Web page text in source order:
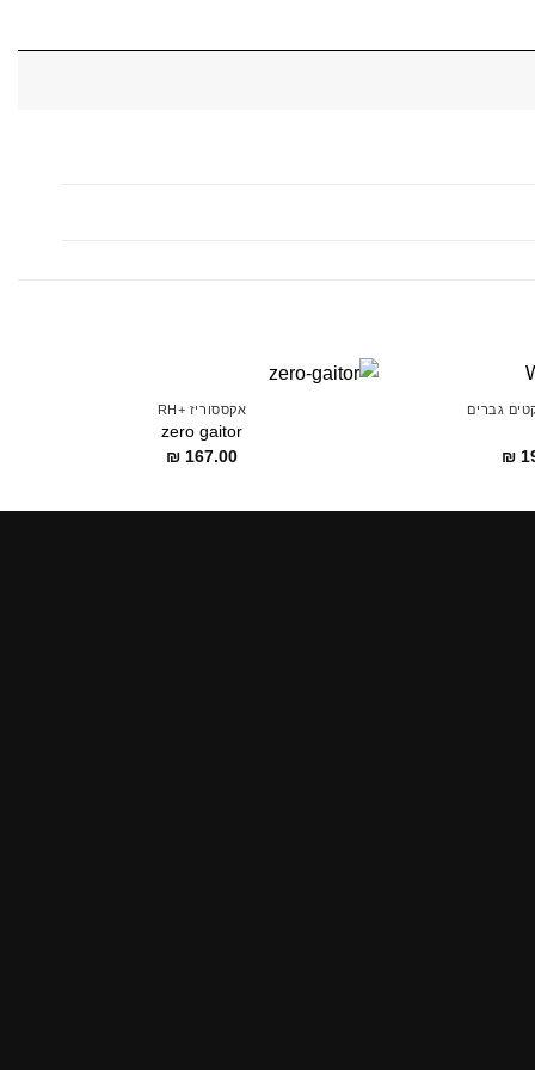
גברים
₪דילוג
אקססוריז +RH
zero gaitor
₪167.00